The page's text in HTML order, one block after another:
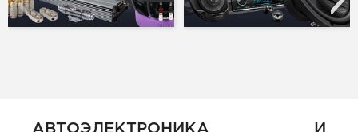
АВТОЭЛЕКТРОНИКА И